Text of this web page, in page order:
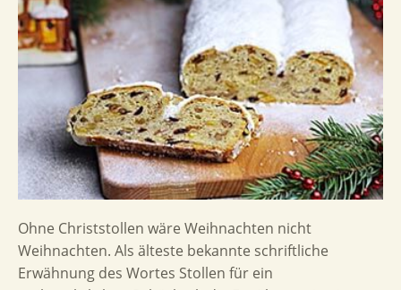
Ohne Christstollen wäre Weihnachten nicht
Weihnachten. Als älteste bekannte schriftliche
Erwähnung des Wortes Stollen für ein